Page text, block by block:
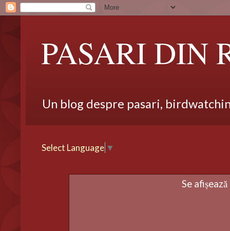
PASARI DIN
Un blog despre pasari,
Select Language ▼
Se